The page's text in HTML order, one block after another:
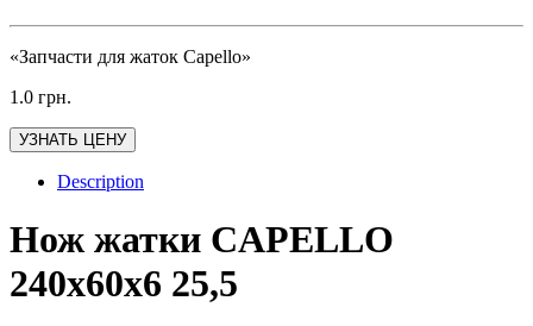
«Запчасти для жаток Capello»
1.0 грн.
УЗНАТЬ ЦЕНУ
Description
Нож жатки CAPELLO
240x60x6 25,5